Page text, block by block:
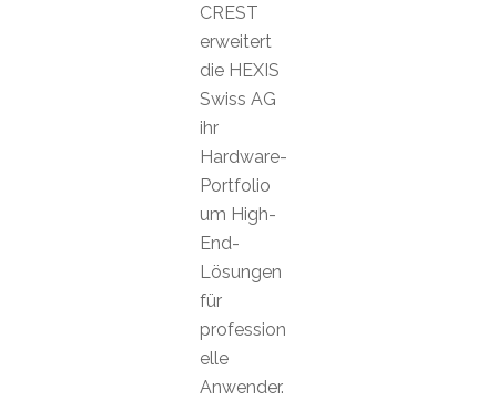
CREST
erweitert
die HEXIS
Swiss AG
ihr
Hardware-
Portfolio
um High-
End-
Lösungen
für
profession
elle
Anwender.